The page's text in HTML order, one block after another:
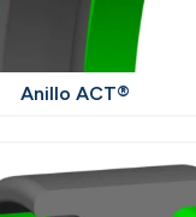
Anillo ACT®